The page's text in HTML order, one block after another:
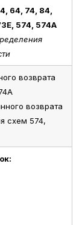
64, 74, 84,
574, 574А
возврата
возврата
схем 574,